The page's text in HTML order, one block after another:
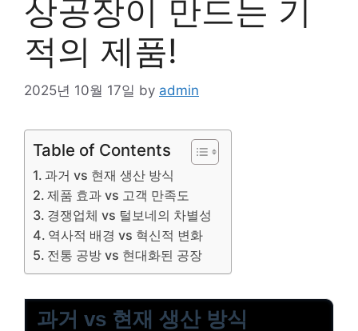
상공장이 만드는 기
적의 제품!
2025년 10월 17일 by admin
Table of Contents
과거 vs 현재 생산 방식
제품 효과 vs 고객 만족도
경쟁업체 vs 털보네의 차별성
역사적 배경 vs 혁신적 변화
전통 공방 vs 현대화된 공장
과거 vs 현재 생산 방식